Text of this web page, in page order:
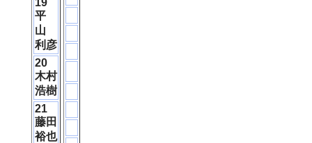
平
山
利彦
20
木村
浩樹
21
藤田
裕也